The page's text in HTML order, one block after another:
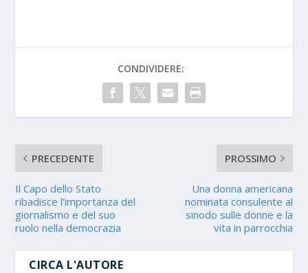
CONDIVIDERE:
PRECEDENTE
Il Capo dello Stato
ribadisce l’importanza del
giornalismo e del suo
ruolo nella democrazia
PROSSIMO
Una donna americana
nominata consulente al
sinodo sulle donne e la
vita in parrocchia
CIRCA L'AUTORE